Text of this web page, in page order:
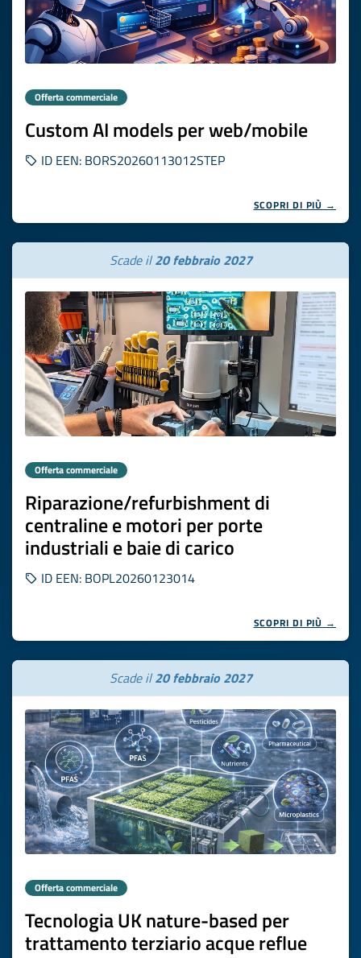
Offerta commerciale
Custom AI models per web/mobile
ID EEN: BORS20260113012STEP
SCOPRI DI PIÙ →
Scade il20 febbraio 2027
Offerta commerciale
Riparazione/refurbishment di
centraline e motori per porte
industriali e baie di carico
ID EEN: BOPL20260123014
SCOPRI DI PIÙ →
Scade il20 febbraio 2027
Offerta commerciale
Tecnologia UK nature-based per
trattamento terziario acque reflue